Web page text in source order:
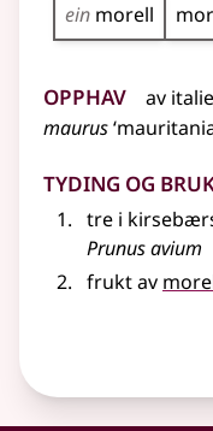
ein morell
Opphav av
maurus
Tyding og
tre i
Prunus avium
frukt av